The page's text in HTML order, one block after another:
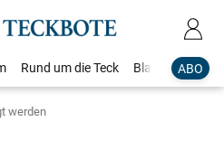
ABO
Rund um die Teck Blaulicht
werden